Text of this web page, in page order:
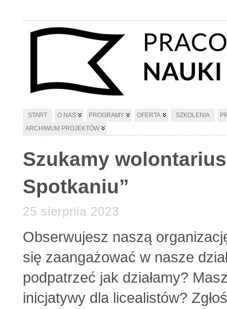
START O NAS PROGRAMY OFERTA SZKOLENIA
ARCHIWUM PROJEKTÓW
Szukamy
Spotkaniu”
25 sierpnia 2023
Obserwujesz naszą
się zaangażować w nasze
podpatrzeć jak działamy?
inicjatywy dla licealistów?